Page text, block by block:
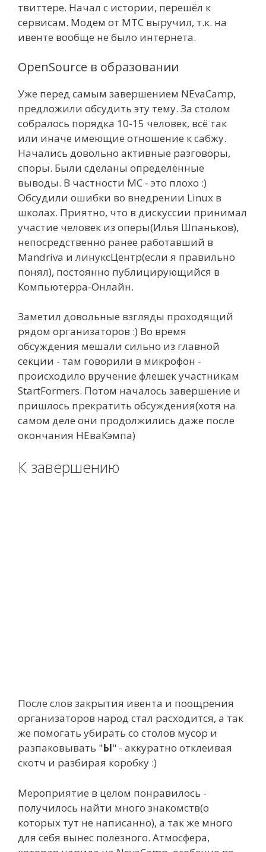
твиттере. Начал с истории, перешёл к
сервисам. Модем от МТС выручил, т.к. на
ивенте вообще не было интернета.
OpenSource в образовании
Уже перед самым завершением NEvaCamp,
предложили обсудить эту тему. За столом
собралось порядка 10-15 человек, всё так
или иначе имеющие отношение к сабжу.
Начались довольно активные разговоры,
споры. Были сделаны определённые
выводы. В частности МС - это плохо :)
Обсудили ошибки во внедрении Linux в
школах. Приятно, что в дискуссии принимал
участие человек из оперы(Илья Шпаньков),
непосредственно ранее работавший в
Mandriva и линуксЦентр(если я правильно
понял), постоянно публицирующийся в
Компьютерра-Онлайн.
Заметил довольные взгляды проходящий
рядом организаторов :) Во время
обсуждения мешали сильно из главной
секции - там говорили в микрофон -
происходило вручение флешек участникам
StartFormers. Потом началось завершение и
пришлось прекратить обсуждения(хотя на
самом деле они продолжились даже после
окончания НЕваКэмпа)
К завершению
После слов закрытия ивента и поощрения
организаторов народ стал расходится, а так
же помогать убирать со столов мусор и
разпаковывать "Ы" - аккуратно отклеивая
скотч и разбирая коробку :)
Мероприятие в целом понравилось -
получилось найти много знакомств(о
которых тут не написанно), а так же много
для себя вынес полезного. Атмосфера,